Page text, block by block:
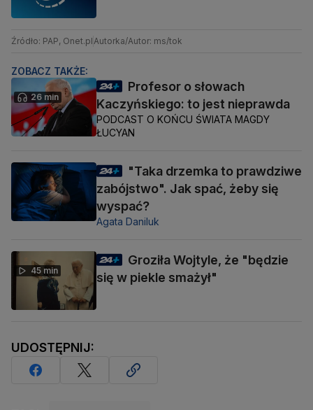
Źródło: PAP, Onet.pl Autorka/Autor: ms/tok
ZOBACZ TAKŻE:
26 min
Profesor o słowach
Kaczyńskiego: to jest nieprawda
PODCAST O KOŃCU ŚWIATA MAGDY
ŁUCYAN
"Taka drzemka to prawdziwe
zabójstwo". Jak spać, żeby się
wyspać?
Agata Daniluk
45 min
Groziła Wojtyle, że "będzie
się w piekle smażył"
UDOSTĘPNIJ: